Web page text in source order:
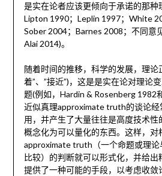
是实在论者应该更倾向于承诺的那种
Lipton 1990；Leplin 1997；White
Sober 2004；Barnes 2008；不同意
Alai 2014)。
随着时间的推移，科学的发展，理论
着”、”接近”)，这是是实在论对理论
题(例如，Hardin & Rosenberg 1982
近似真理approximate truth的谈论经
用，并产生了大量往往是高度技术性
概念化为可以量化的东西。这样，
approximate truth（一个命题或理论
比较）的判断就可以形式化，并给
提供了一种可能的手段，以考虑收